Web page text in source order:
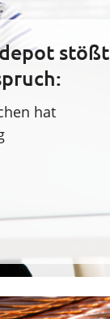
stößt
hat